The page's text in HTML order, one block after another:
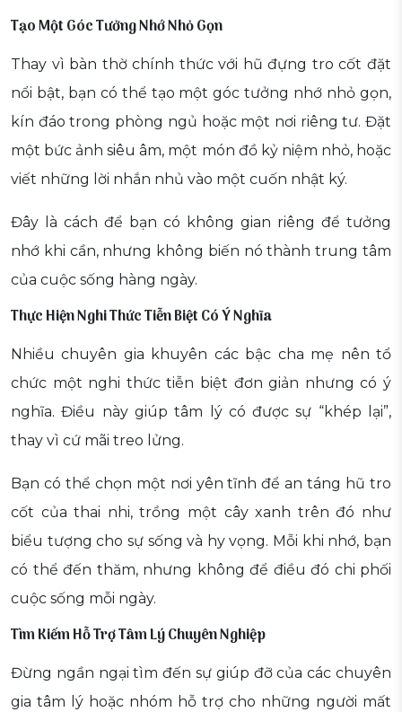
Tạo Một Góc Tưởng Nhớ Nhỏ Gọn
Thay vì bàn thờ chính thức với hũ đựng tro cốt đặt
nổi bật, bạn có thể tạo một góc tưởng nhớ nhỏ gọn,
kín đáo trong phòng ngủ hoặc một nơi riêng tư. Đặt
một bức ảnh siêu âm, một món đồ kỷ niệm nhỏ, hoặc
viết những lời nhắn nhủ vào một cuốn nhật ký.
Đây là cách để bạn có không gian riêng để tưởng
nhớ khi cần, nhưng không biến nó thành trung tâm
của cuộc sống hàng ngày.
Thực Hiện Nghi Thức Tiễn Biệt Có Ý Nghĩa
Nhiều chuyên gia khuyên các bậc cha mẹ nên tổ
chức một nghi thức tiễn biệt đơn giản nhưng có ý
nghĩa. Điều này giúp tâm lý có được sự “khép lại”,
thay vì cứ mãi treo lửng.
Bạn có thể chọn một nơi yên tĩnh để an táng hũ tro
cốt của thai nhi, trồng một cây xanh trên đó như
biểu tượng cho sự sống và hy vọng. Mỗi khi nhớ, bạn
có thể đến thăm, nhưng không để điều đó chi phối
cuộc sống mỗi ngày.
Tìm Kiếm Hỗ Trợ Tâm Lý Chuyên Nghiệp
Đừng ngần ngại tìm đến sự giúp đỡ của các chuyên
gia tâm lý hoặc nhóm hỗ trợ cho những người mất